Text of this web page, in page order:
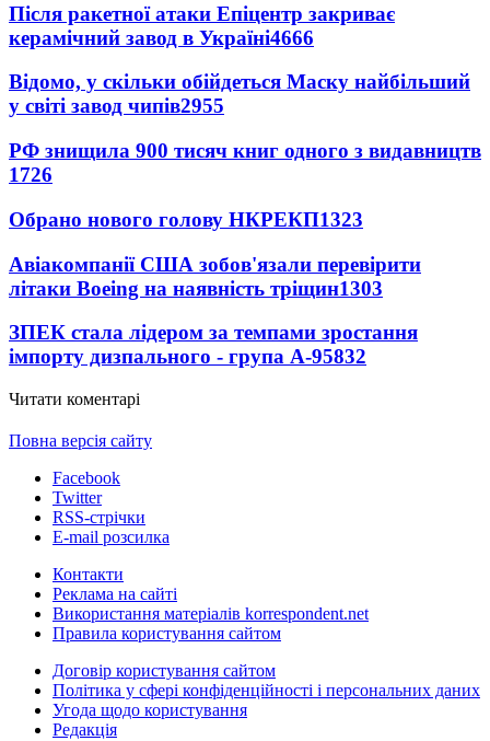
Після ракетної атаки Епіцентр закриває
керамічний завод в Україні4666
Відомо, у скільки обійдеться Маску найбільший
у світі завод чипів2955
РФ знищила 900 тисяч книг одного з видавництв
1726
Обрано нового голову НКРЕКП1323
Авіакомпанії США зобов'язали перевірити
літаки Boeing на наявність тріщин1303
ЗПЕК стала лідером за темпами зростання
імпорту дизпального - група А-95832
Читати коментарі
Повна версія сайту
Facebook
Twitter
RSS-стрічки
E-mail розсилка
Контакти
Реклама на сайті
Використання матеріалів korrespondent.net
Правила користування сайтом
Договір користування сайтом
Політика у сфері конфіденційності і персональних даних
Угода щодо користування
Редакція